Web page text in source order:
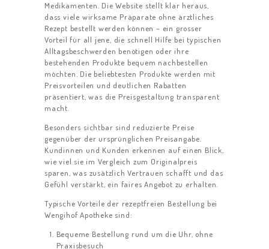
Medikamenten. Die Website stellt klar heraus,
dass viele wirksame Präparate ohne ärztliches
Rezept bestellt werden können – ein grosser
Vorteil für all jene, die schnell Hilfe bei typischen
Alltagsbeschwerden benötigen oder ihre
bestehenden Produkte bequem nachbestellen
möchten. Die beliebtesten Produkte werden mit
Preisvorteilen und deutlichen Rabatten
präsentiert, was die Preisgestaltung transparent
macht.
Besonders sichtbar sind reduzierte Preise
gegenüber der ursprünglichen Preisangabe.
Kundinnen und Kunden erkennen auf einen Blick,
wie viel sie im Vergleich zum Originalpreis
sparen, was zusätzlich Vertrauen schafft und das
Gefühl verstärkt, ein faires Angebot zu erhalten.
Typische Vorteile der rezeptfreien Bestellung bei
Wengihof Apotheke sind:
Bequeme Bestellung rund um die Uhr, ohne
Praxisbesuch